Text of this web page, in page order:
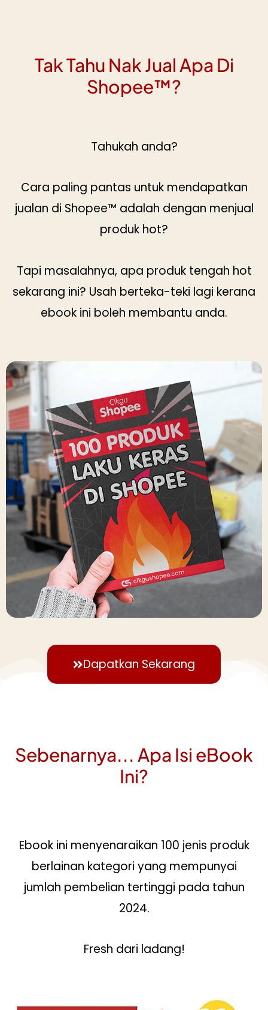
Tak Tahu Nak Jual Apa Di
Shopee™?
Tahukah anda?
Cara paling pantas untuk mendapatkan
jualan di Shopee™ adalah dengan menjual
produk hot?
Tapi masalahnya, apa produk tengah hot
sekarang ini? Usah berteka-teki lagi kerana
ebook ini boleh membantu anda.
Dapatkan Sekarang
Sebenarnya... Apa Isi eBook
Ini?
Ebook ini menyenaraikan 100 jenis produk
berlainan kategori yang mempunyai
jumlah pembelian tertinggi pada tahun
2024.
Fresh dari ladang!